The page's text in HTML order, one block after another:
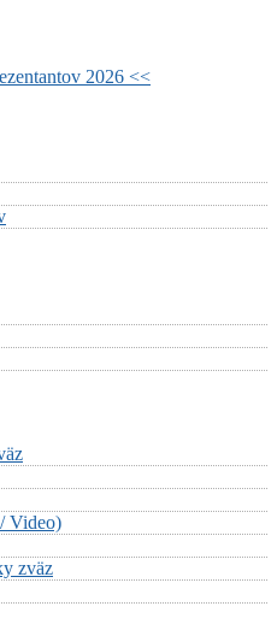
2026 <<
Video)
zväz